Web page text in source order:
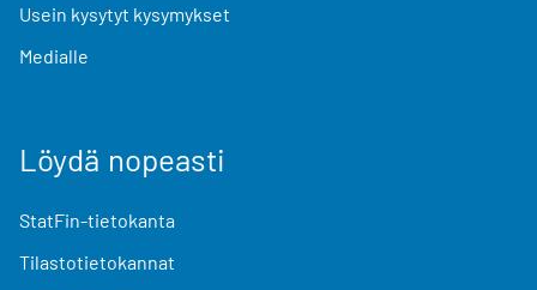
Usein kysytyt kysymykset
Medialle
Löydä nopeasti
StatFin-tietokanta
Tilastotietokannat